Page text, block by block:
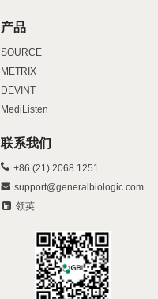
产品
SOURCE
METRIX
DEVINT
MediListen
联系我们
+86 (21) 2068 1251
support@generalbiologic.com
领英